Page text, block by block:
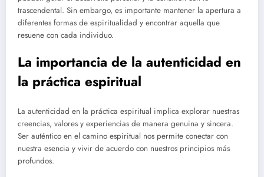
trascendental. Sin embargo, es importante mantener la apertura a
diferentes formas de espiritualidad y encontrar aquella que
resuene con cada individuo.
La importancia de la autenticidad en
la práctica espiritual
La autenticidad en la práctica espiritual implica explorar nuestras
creencias, valores y experiencias de manera genuina y sincera.
Ser auténtico en el camino espiritual nos permite conectar con
nuestra esencia y vivir de acuerdo con nuestros principios más
profundos.